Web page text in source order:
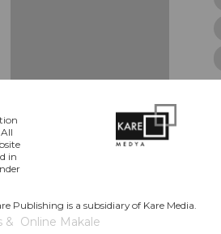
in
Publishing is a subsidiary of Kare Media.
& Online Makale